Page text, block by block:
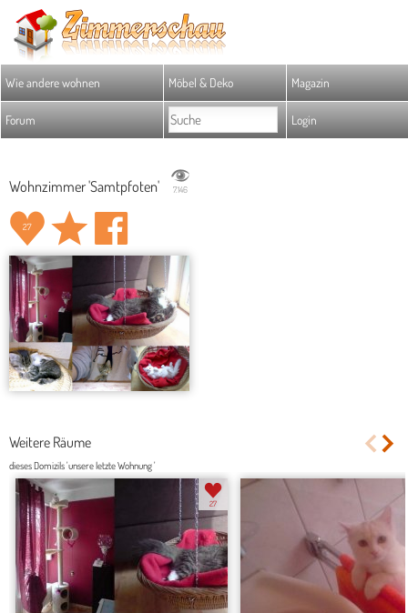
Wie andere wohnen Möbel & Deko Magazin
Forum Login
Wohnzimmer 'Samtpfoten' 7.146
27
Weitere Räume
dieses Domizils 'unsere letzte Wohnung '
27